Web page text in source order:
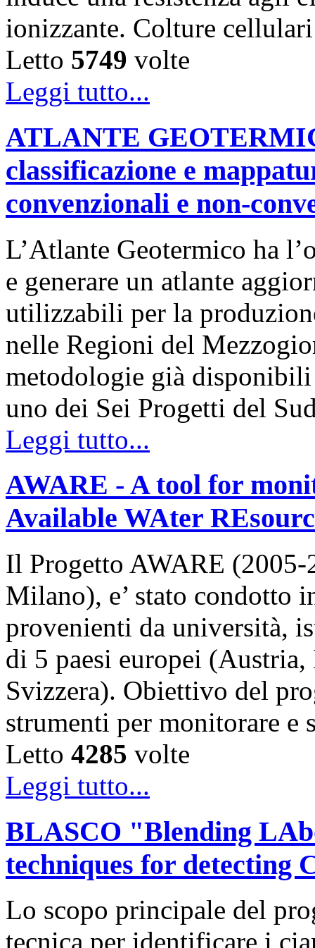
ionizzante. Colture
Letto 5749 volte
Leggi tutto...
ATLANTE
classificazione e
convenzionali e non-
L’Atlante Geotermico ha
e generare un atlante
utilizzabili per la
nelle Regioni del
metodologie già
uno dei Sei Progetti del
Leggi tutto...
AWARE - A tool for
Available WAter
Il Progetto AWARE
Milano), e’ stato condotto
provenienti da università,
di 5 paesi europei
Svizzera). Obiettivo del
strumenti per monitorare
Letto 4285 volte
Leggi tutto...
BLASCO "Blending
techniques for detecting
Lo scopo principale del
tecnica per identificare i